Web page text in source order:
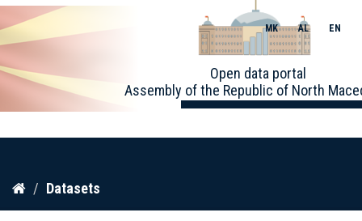
Skip
content
Open data portal
Assembly of the Republic of North
MK AL EN
Datasets